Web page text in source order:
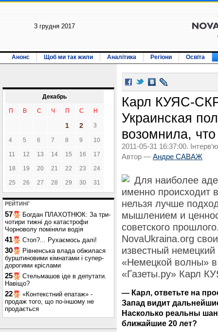
3 грудня 2017
Анонс Щоб ми так жили Аналітика Регіони Освіта
Декабрь
П В С Ч П С Н
1 2 3
4 5 6 7 8 9 10
11 12 13 14 15 16 17
18 19 20 21 22 23 24
25 26 27 28 29 30 31
РЕЙТИНГ
57
Богдан ПЛАХОТНЮК: За три-
чотири тижні до катастрофи
Чорноволу поміняли водія
41 Стоп?... Рухаємось далі!
30
Рівненська влада обжилася
бурштиновими кімнатами і супер-
дорогими кріслами
25
Стельмашов іде в депутати.
Навіщо?
22
«Контекстний епатаж» -
продаж того, що по-іншому не
продається
Карл КУЯС-
Украинская
возомнила,
2011-05-31 16:37:00.
Автор — Андре САВАЖ
Для наиболее
именно происходит
нельзя лучше
мышлением и
советского
NovaUkraina.org
известный
«Немецкой волны»
«Газеты.ру» Карл
— Карл, ответьте на
Запад видит
Насколько реальны
ближайшие 20 лет?